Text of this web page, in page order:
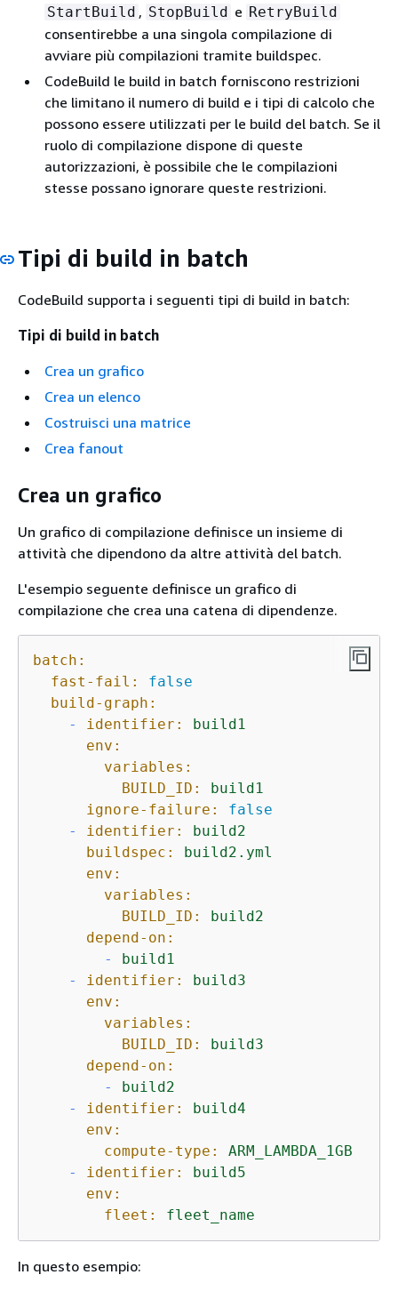
StartBuild , StopBuild e RetryBuild
consentirebbe a una singola compilazione di
avviare più compilazioni tramite buildspec.
CodeBuild le build in batch forniscono restrizioni
che limitano il numero di build e i tipi di calcolo che
possono essere utilizzati per le build del batch. Se il
ruolo di compilazione dispone di queste
autorizzazioni, è possibile che le compilazioni
stesse possano ignorare queste restrizioni.
Tipi di build in batch
CodeBuild supporta i seguenti tipi di build in batch:
Tipi di build in batch
Crea un grafico
Crea un elenco
Costruisci una matrice
Crea fanout
Crea un grafico
Un grafico di compilazione definisce un insieme di
attività che dipendono da altre attività del batch.
L'esempio seguente definisce un grafico di
compilazione che crea una catena di dipendenze.
batch:
fast-fail:
false
build-graph:
-
identifier:
build1
env:
variables:
BUILD_ID:
build1
ignore-failure:
false
-
identifier:
build2
buildspec:
build2.yml
env:
variables:
BUILD_ID:
build2
depend-on:
-
build1
-
identifier:
build3
env:
variables:
BUILD_ID:
build3
depend-on:
-
build2
-
identifier:
build4
env:
compute-type:
ARM_LAMBDA_1GB
-
identifier:
build5
env:
fleet:
fleet_name
In questo esempio: